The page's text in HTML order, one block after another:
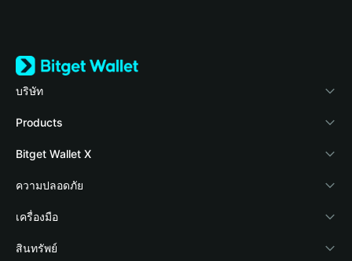
บริษัท
เกี่ยวกับ Bitget Wallet
Blog
Academy
ข่าวสารด้านคริปโต
ศูนย์ช่วยเหลือ
Products
Crypto Card
Stablecoin Earn
Payfi Crypto
Crypto Swap API
Bitget Wallet X
นักพัฒนา
เชื่อมต่อ Wallet
Bitget Wallet Pay
ความปลอดภัย
Protection Fund
เทคโนโลยีความปลอดภัย
เครื่องมือ
ซื้อคริปโต
สินทรัพย์